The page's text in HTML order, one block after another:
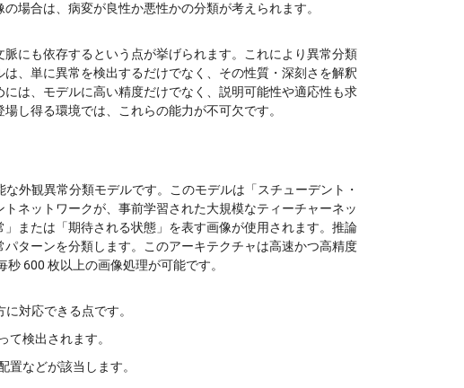
場合は、病変が良性か悪性かの分類が考えられます。
にも依存するという点が挙げられます。これにより異常分類
、単に異常を検出するだけでなく、その性質・深刻さを解釈
は、モデルに高い精度だけでなく、説明可能性や適応性も求
し得る環境では、これらの能力が不可欠です。
外観異常分類モデルです。このモデルは「スチューデント・
ネットワークが、事前学習された大規模なティーチャーネッ
または「期待される状態」を表す画像が使用されます。推論
ターンを分類します。このアーキテクチャは高速かつ高精度
600 枚以上の画像処理が可能です。
対応できる点です。
て検出されます。
置などが該当します。